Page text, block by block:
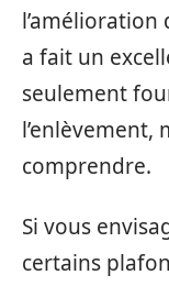
l’amélioration
a fait un
seulement
l’enlèvement,
comprendre.
Si vous
certains